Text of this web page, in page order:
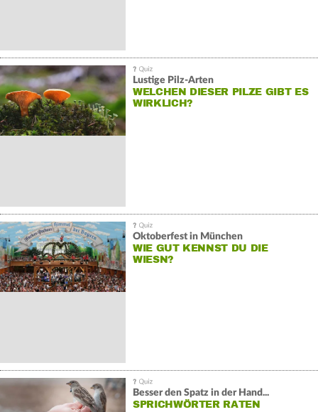
Lustige Pilz-Arten
WELCHEN DIESER PILZE GIBT ES
WIRKLICH?
Oktoberfest in München
WIE GUT KENNST DU DIE
WIESN?
Besser den Spatz in der Hand...
SPRICHWÖRTER RATEN